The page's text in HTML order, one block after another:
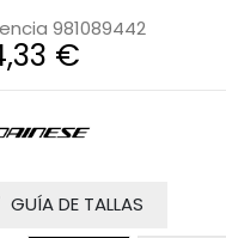
981089442
€
GUÍA DE TALLAS